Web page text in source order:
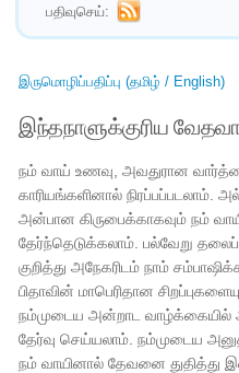
பதிவுசெய்:
இருமொழிப்பதிப்பு (தமிழ் / English)
இந்தநாளுக்குரிய
நம் வாய் உணவு, அவதுரான
காரியங்களினால் நிரப்பப்படலாம்.
அன்பான கிருபைக்காகவும் நம்
தேர்ந்தெடுக்கலாம். பல்வேறு
குறித்து அநேகரிடம் நாம்
பிதாவின் மாபெரிதான
நம்முடைய அன்றாட வாழ்க்கையில்
தேர்வு செய்யலாம். நம்முடைய
நம் வாயினால் தேவனை துதித்து